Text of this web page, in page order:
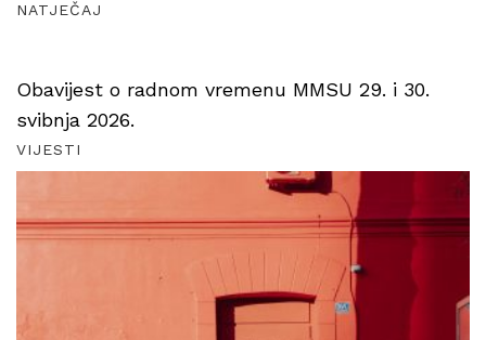
NATJEČAJ
Obavijest o radnom vremenu MMSU 29. i 30.
svibnja 2026.
VIJESTI